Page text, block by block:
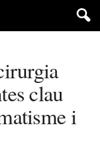
clau
i